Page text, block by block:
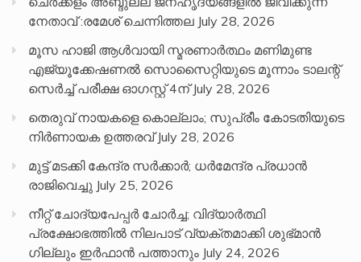
നേതാവ് :രമേശ് ചെന്നിത്തല July 28, 2026
മൂസ ഹാജി ആൾവായി സ്മരണാർത്ഥം മണിമുണ്ട
എജ്യൂക്കേഷണൽ സൊസൈറ്റിയുടെ മൂന്നാം ടാലന്റ്
സെർച്ച് പരീക്ഷ ഓഗസ്റ്റ് 4ന് July 28, 2026
തെരുവ് നായകളെ കൊല്ലാം; സുപ്രീം കോടതിയുടെ
നിർണായക ഉത്തരവ് July 28, 2026
മുട്ട് മടക്കി കേന്ദ്ര സർക്കാർ; ധർമേന്ദ്ര പ്രധാൻ
രാജിവെച്ചു July 25, 2026
നീറ്റ് ചോദ്യപേപ്പര്‍ ചോര്‍ച്ച; വിദ്യാർത്ഥി
പ്രക്ഷോഭത്തിൽ നിലപാട് വ്യക്തമാക്കി ശുഭ്മാൻ
ഗില്ലും ഇർഫാൻ പത്താനും July 24, 2026